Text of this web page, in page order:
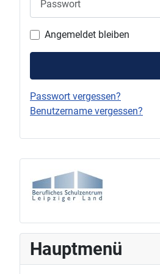
Hauptmenü
Angemeldet bleiben
Passwort vergessen?
Benutzername vergessen?